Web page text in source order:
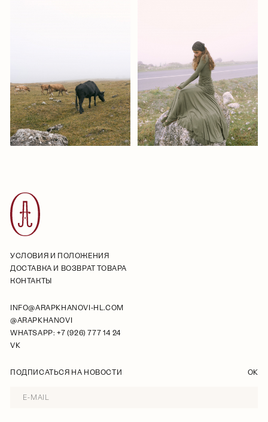
УСЛОВИЯ И ПОЛОЖЕНИЯ
ДОСТАВКА И ВОЗВРАТ ТОВАРА
КОНТАКТЫ
INFO@ARAPKHANOVI-HL.COM
@ARAPKHANOVI
WHATSAPP: +7 (926) 777 14 24
VK
ПОДПИСАТЬСЯ НА НОВОСТИ OK